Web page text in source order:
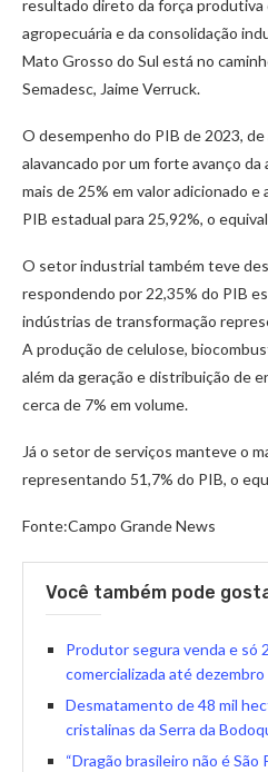
resultado direto da força produtiva
agropecuária e da consolidação
Mato Grosso do Sul está no
Semadesc, Jaime Verruck.
O desempenho do PIB de 2023,
alavancado por um forte avanço
mais de 25% em valor adicionado
PIB estadual para 25,92%, o
O setor industrial também teve
respondendo por 22,35% do PIB
indústrias de transformação
A produção de celulose,
além da geração e distribuição de
cerca de 7% em volume.
Já o setor de serviços manteve o
representando 51,7% do PIB, o
Fonte:Campo Grande News
Você também pode
Produtor segura venda e só
comercializada até dezembro
Desmatamento de 48 mil
cristalinas da Serra da
“Dragão brasileiro não é